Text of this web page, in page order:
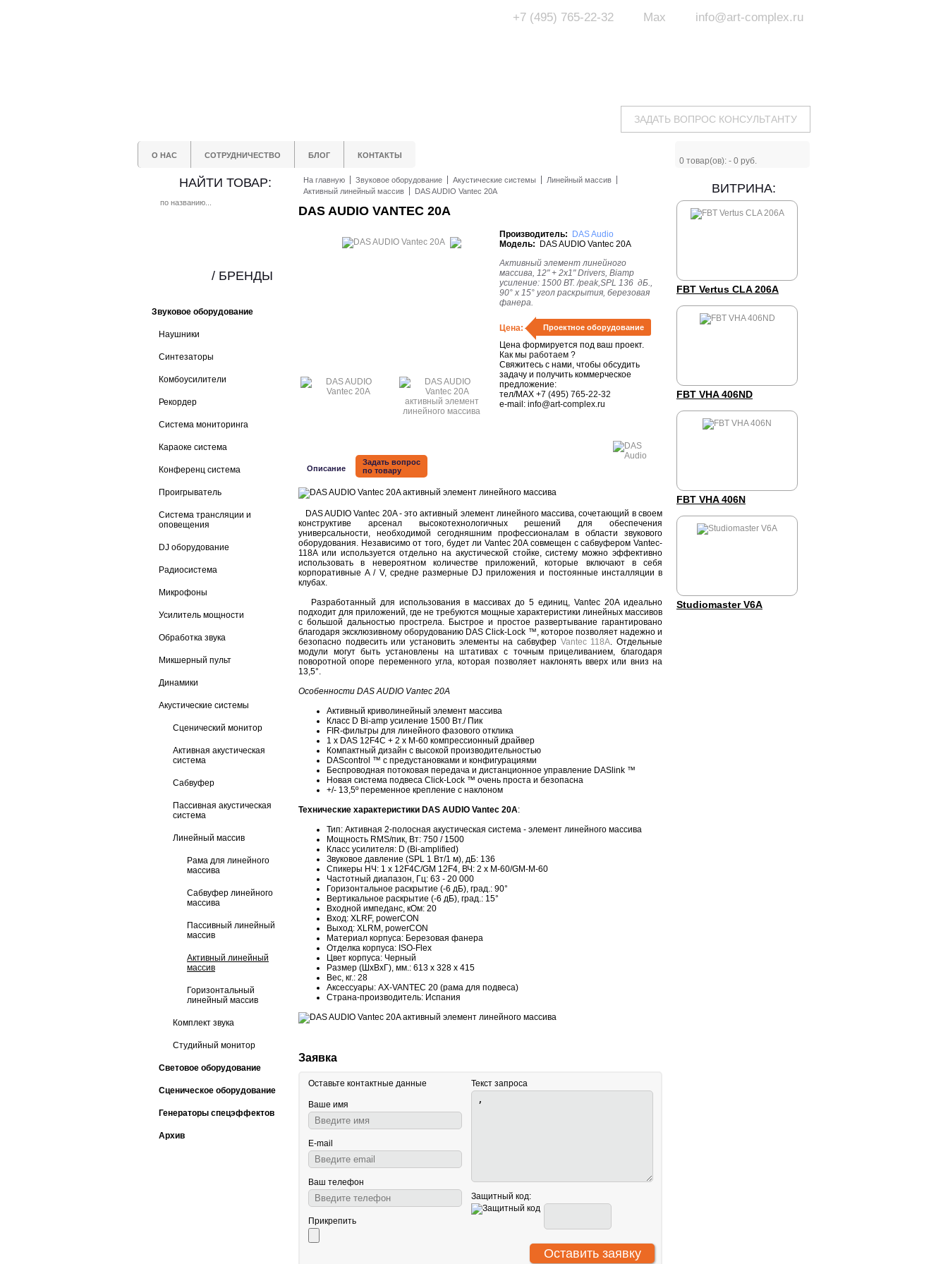
info@art-complex.ru
Max
+7 (495) 765-22-32
ЗАДАТЬ ВОПРОС КОНСУЛЬТАНТУ
О НАС СОТРУДНИЧЕСТВО БЛОГ КОНТАКТЫ
0 товар(ов): - 0 руб.
НАЙТИ ТОВАР:
Звуковое оборудование
Наушники
Синтезаторы
Комбоусилители
Рекордер
Система мониторинга
Караоке система
Конференц система
Проигрыватель
Система трансляции и
оповещения
DJ оборудование
Радиосистема
Микрофоны
Усилитель мощности
Обработка звука
Микшерный пульт
Динамики
Акустические системы
Сценический монитор
Активная акустическая
система
Сабвуфер
Пассивная акустическая
система
Линейный массив
Рама для линейного
массива
Сабвуфер линейного
массива
Пассивный линейный
массив
Активный линейный
массив
Горизонтальный
линейный массив
Комплект звука
Студийный монитор
Световое оборудование
Сценическое оборудование
Генераторы спецэффектов
Архив
/ БРЕНДЫ
На главную Звуковое оборудование Акустические системы
Линейный массив
Активный линейный массив
DAS AUDIO Vantec 20A
DAS AUDIO VANTEC 20A
Производитель:
DAS Audio
Модель: DAS AUDIO Vantec 20A
Активный элемент линейного
массива, 12" + 2x1" Drivers, Biamp
усиление: 1500 ВТ. /peak,SPL 136 дБ.,
90° х 15° угол раскрытия, березовая
фанера.
Цена: Проектное оборудование
Цена формируется под ваш проект.
Как мы работаем ?
Свяжитесь с нами, чтобы обсудить
задачу и получить коммерческое
предложение:
тел/MAX +7 (495) 765-22-32
e-mail: info@art-complex.ru
Описание
Задать вопрос
по товару
DAS AUDIO Vantec 20A - это активный элемент линейного массива, сочетающий в своем
конструктиве арсенал высокотехнологичных решений для обеспечения
универсальности, необходимой сегодняшним профессионалам в области звукового
оборудования. Независимо от того, будет ли Vantec 20A совмещен с сабвуфером Vantec-
118A или используется отдельно на акустической стойке, систему можно эффективно
использовать в невероятном количестве приложений, которые включают в себя
корпоративные A / V, средне размерные DJ приложения и постоянные инсталляции в
клубах.
Разработанный для использования в массивах до 5 единиц, Vantec 20A идеально
подходит для приложений, где не требуются мощные характеристики линейных массивов
с большой дальностью прострела. Быстрое и простое развертывание гарантировано
благодаря эксклюзивному оборудованию DAS Click-Lock ™, которое позволяет надежно и
безопасно подвесить или установить элементы на сабвуфер Vantec 118A. Отдельные
модули могут быть установлены на штативах с точным прицеливанием, благодаря
поворотной опоре переменного угла, которая позволяет наклонять вверх или вниз на
13,5°.
Особенности DAS AUDIO Vantec 20A
Активный криволинейный элемент массива
Класс D Bi-amp усиление 1500 Вт./ Пик
FIR-фильтры для линейного фазового отклика
1 х DAS 12F4C + 2 x M-60 компрессионный драйвер
Компактный дизайн с высокой производительностью
DAScontrol ™ с предустановками и конфигурациями
Беспроводная потоковая передача и дистанционное управление DASlink ™
Новая система подвеса Click-Lock ™ очень проста и безопасна
+/- 13,5º переменное крепление с наклоном
Технические характеристики DAS AUDIO Vantec 20A:
Тип: Активная 2-полосная акустическая система - элемент линейного массива
Мощность RMS/пик, Вт: 750 / 1500
Класс усилителя: D (Bi-amplified)
Звуковое давление (SPL 1 Вт/1 м), дБ: 136
Спикеры НЧ: 1 x 12F4C/GM 12F4, ВЧ: 2 x M-60/GM-M-60
Частотный диапазон, Гц: 63 - 20 000
Горизонтальное раскрытие (-6 дБ), град.: 90°
Вертикальное раскрытие (-6 дБ), град.: 15°
Входной импеданс, кОм: 20
Вход: XLRF, powerCON
Выход: XLRM, powerCON
Материал корпуса: Березовая фанера
Отделка корпуса: ISO-Flex
Цвет корпуса: Черный
Размер (ШхВхГ), мм.: 613 x 328 x 415
Вес, кг.: 28
Аксессуары: AX-VANTEC 20 (рама для подвеса)
Страна-производитель: Испания
Заявка
Оставьте контактные данные
Ваше имя
E-mail
Ваш телефон
Прикрепить
Текст запроса
Защитный код:
ВИТРИНА:
FBT Vertus CLA 206A
FBT VHA 406ND
FBT VHA 406N
Studiomaster V6A